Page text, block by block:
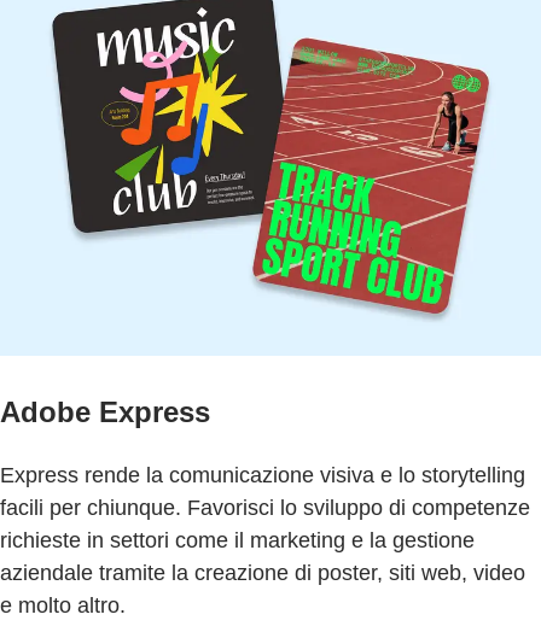
Adobe Express
Express rende la comunicazione visiva e lo storytelling
facili per chiunque. Favorisci lo sviluppo di competenze
richieste in settori come il marketing e la gestione
aziendale tramite la creazione di poster, siti web, video
e molto altro.